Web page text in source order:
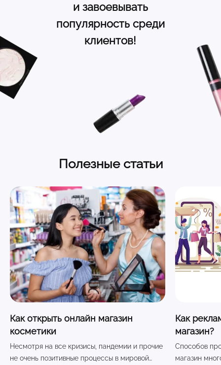
и завоевывать
популярность среди
клиентов!
Полезные статьи
Как открыть онлайн магазин
косметики
Несмотря на все кризисы, пандемии и прочие
не очень позитивные процессы в мировой
Как
магазин?
Способов
магазин